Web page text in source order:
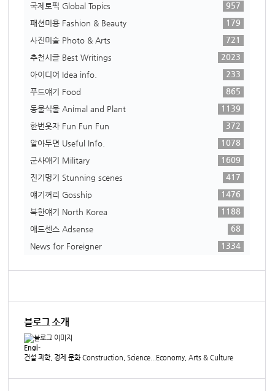
국제토픽 Global Topics
957
패션미용 Fashion & Beauty
179
사진미술 Photo & Arts
721
추천시글 Best Writings
2023
아이디어 Idea info.
233
푸드얘기 Food
865
동물식물 Animal and Plant
1139
한번웃자 Fun Fun Fun
372
알아두면 Useful Info.
1078
군사얘기 Military
1609
진기명기 Stunning scenes
417
얘기꺼리 Gosship
1476
북한얘기 North Korea
1188
애드센스 Adsense
68
News for Foreigner
1334
블로그 소개
Engi-
건설 과학, 경제 문화 Construction, Science...Economy, Arts & Culture